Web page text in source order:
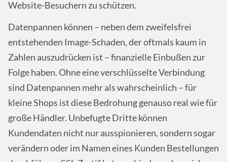
Website-Besuchern zu schützen.
Datenpannen können – neben dem zweifelsfrei
entstehenden Image-Schaden, der oftmals kaum in
Zahlen auszudrücken ist – finanzielle Einbußen zur
Folge haben. Ohne eine verschlüsselte Verbindung
sind Datenpannen mehr als wahrscheinlich – für
kleine Shops ist diese Bedrohung genauso real wie für
große Händler. Unbefugte Dritte können
Kundendaten nicht nur ausspionieren, sondern sogar
verändern oder im Namen eines Kunden Bestellungen